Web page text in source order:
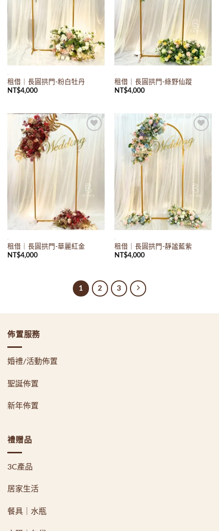
.
租借｜長圓拱門-粉白牡丹
NT$4,000
.
租借｜長圓拱門-綠野仙蹤
NT$4,000
Add to
wishlist
.
租借｜長圓拱門-華麗紅金
NT$4,000
Add to
wishlist
.
租借｜長圓拱門-靜謐藍紫
NT$4,000
1 2 3
佈置服務
婚禮/活動佈置
聖誕佈置
新年佈置
禮贈品
3C產品
居家生活
餐具｜水瓶